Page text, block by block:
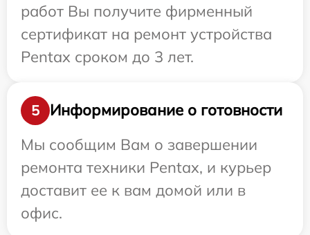
работ Вы получите фирменный
сертификат на ремонт устройства
Pentax сроком до 3 лет.
5
Информирование о готовности
Мы сообщим Вам о завершении
ремонта техники Pentax, и курьер
доставит ее к вам домой или в
офис.